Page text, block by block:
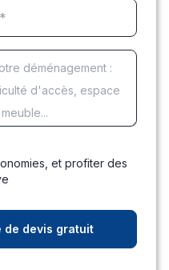
et profiter des